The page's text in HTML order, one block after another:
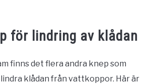
för lindring av klådan
finns det flera andra knep som
klådan från vattkoppor. Här är